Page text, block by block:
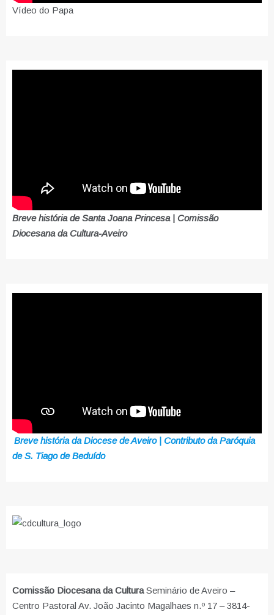
Vídeo do Papa
Breve história de Santa Joana Princesa | Comissão
Diocesana da Cultura-Aveiro
Breve história da Diocese de Aveiro | Contributo da Paróquia
de S. Tiago de Beduído
Comissão Diocesana da CulturaSeminário de Aveiro –
Centro Pastoral Av. João Jacinto Magalhaes n.º 17 – 3814-